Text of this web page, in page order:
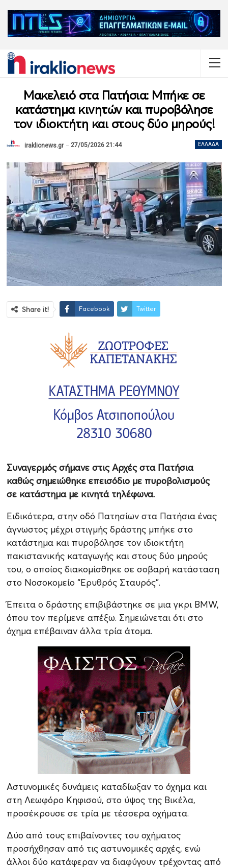
Μακελειό στα Πατήσια: Μπήκε σε
κατάστημα κινητών και πυροβόλησε
τον ιδιοκτήτη και στους δύο μηρούς!
ΕΛΛΆΔΑ
iraklionews.gr 27/05/2026 21:44
Share it! Facebook Twitter
Συναγερμός σήμανε στις Αρχές στα Πατήσια
καθώς σημειώθηκε επεισόδιο με πυροβολισμούς
σε κατάστημα με κινητά τηλέφωνα.
Ειδικότερα, στην οδό Πατησίων στα Πατήσια ένας
άγνωστος μέχρι στιγμής δράστης μπήκε στο
κατάστημα και πυροβόλησε τον ιδιοκτήτη
πακιστανικής καταγωγής και στους δύο μηρούς
του, ο οποίος διακομίσθηκε σε σοβαρή κατάσταση
στο Νοσοκομείο “Ερυθρός Σταυρός”.
Έπειτα ο δράστης επιβιβάστηκε σε μια γκρι BMW,
όπου τον περίμενε απέξω. Σημειώνεται ότι στο
όχημα επέβαιναν άλλα τρία άτομα.
Αστυνομικές δυνάμεις καταδίωξαν το όχημα και
στη Λεωφόρο Κηφισού, στο ύψος της Βικέλα,
προσέκρουσε σε τρία με τέσσερα οχήματα.
Δύο από τους επιβαίνοντες του οχήματος
προσήχθησαν από τις αστυνομικές αρχές, ενώ
άλλοι δύο κατάφεραν να διαφύγουν τρέχοντας από